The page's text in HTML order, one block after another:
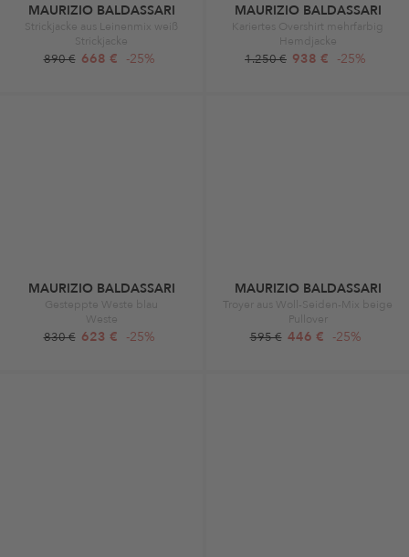
MAURIZIO BALDASSARI
Strickjacke aus Leinenmix weiß
Strickjacke
890 € 668 € -25%
MAURIZIO BALDASSARI
Kariertes Overshirt mehrfarbig
Hemdjacke
1.250 € 938 € -25%
MAURIZIO BALDASSARI
Gesteppte Weste blau
Weste
830 € 623 € -25%
MAURIZIO BALDASSARI
Troyer aus Woll-Seiden-Mix beige
Pullover
595 € 446 € -25%